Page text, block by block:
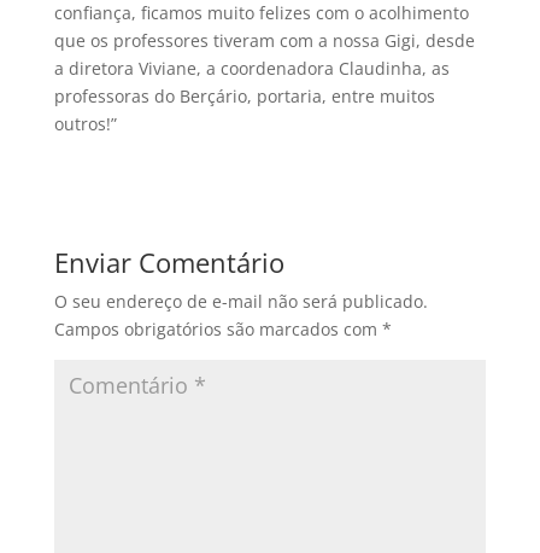
confiança, ficamos muito felizes com o acolhimento
que os professores tiveram com a nossa Gigi, desde
a diretora Viviane, a coordenadora Claudinha, as
professoras do Berçário, portaria, entre muitos
outros!”
Enviar Comentário
O seu endereço de e-mail não será publicado.
Campos obrigatórios são marcados com *